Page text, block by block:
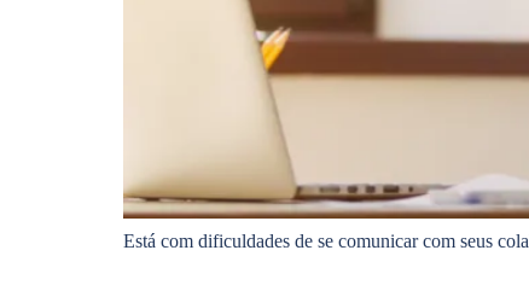
Está com dificuldades de se comunicar com seus